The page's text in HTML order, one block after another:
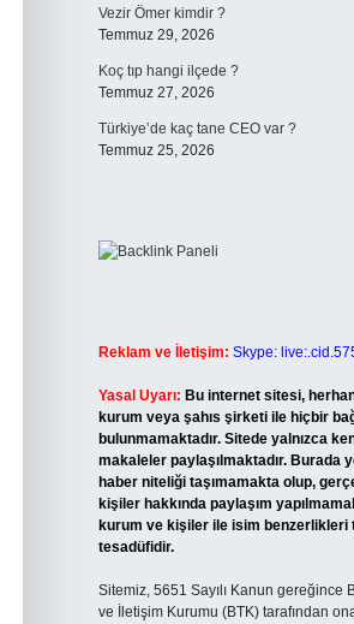
Vezir Ömer kimdir ?
Temmuz 29, 2026
Koç tıp hangi ilçede ?
Temmuz 27, 2026
Türkiye’de kaç tane CEO var ?
Temmuz 25, 2026
Reklam ve İletişim: Skype:
Yasal Uyarı: Bu internet sitesi,
kurum veya şahıs şirketi ile hiçbir
bulunmamaktadır. Sitede yalnızca
makaleler paylaşılmaktadır. Burada
haber niteliği taşımamakta olup,
kişiler hakkında paylaşım
kurum ve kişiler ile isim benzerlikleri
tesadüfidir.
Sitemiz, 5651 Sayılı Kanun gereğince
ve İletişim Kurumu (BTK) tarafından